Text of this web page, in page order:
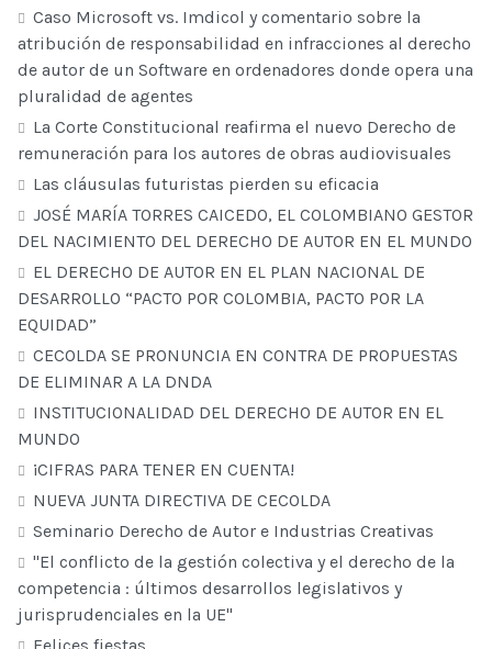
Caso Microsoft vs. Imdicol y comentario sobre la
atribución de responsabilidad en infracciones al derecho
de autor de un Software en ordenadores donde opera una
pluralidad de agentes
La Corte Constitucional reafirma el nuevo Derecho de
remuneración para los autores de obras audiovisuales
Las cláusulas futuristas pierden su eficacia
JOSÉ MARÍA TORRES CAICEDO, EL COLOMBIANO GESTOR
DEL NACIMIENTO DEL DERECHO DE AUTOR EN EL MUNDO
EL DERECHO DE AUTOR EN EL PLAN NACIONAL DE
DESARROLLO “PACTO POR COLOMBIA, PACTO POR LA
EQUIDAD”
CECOLDA SE PRONUNCIA EN CONTRA DE PROPUESTAS
DE ELIMINAR A LA DNDA
INSTITUCIONALIDAD DEL DERECHO DE AUTOR EN EL
MUNDO
¡CIFRAS PARA TENER EN CUENTA!
NUEVA JUNTA DIRECTIVA DE CECOLDA
Seminario Derecho de Autor e Industrias Creativas
"El conflicto de la gestión colectiva y el derecho de la
competencia : últimos desarrollos legislativos y
jurisprudenciales en la UE"